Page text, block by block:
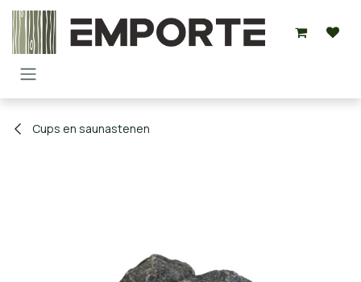
Overslaan naar inhoud
Cups en saunastenen